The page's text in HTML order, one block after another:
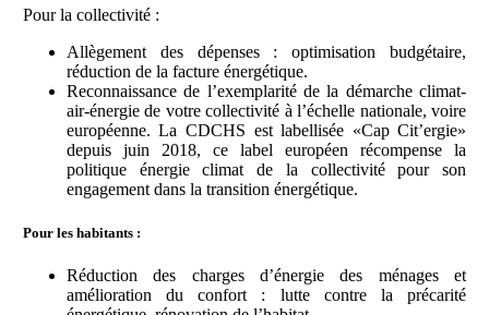
Pour la collectivité :
Allègement des dépenses : optimisation budgétaire,
réduction de la facture énergétique.
Reconnaissance de l’exemplarité de la démarche climat-
air-énergie de votre collectivité à l’échelle nationale, voire
européenne. La CDCHS est labellisée «Cap Cit’ergie»
depuis juin 2018, ce label européen récompense la
politique énergie climat de la collectivité pour son
engagement dans la transition énergétique.
Pour les habitants :
Réduction des charges d’énergie des ménages et
amélioration du confort : lutte contre la précarité